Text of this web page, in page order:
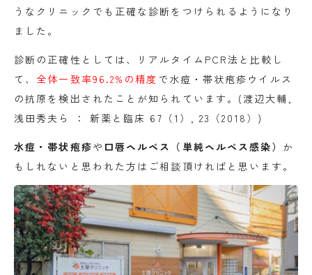
うなクリニックでも正確な診断をつけられるようになり
ました。
診断の正確性としては、リアルタイムPCR法と比較し
て、全体一致率96.2%の精度 で水痘・帯状疱疹ウイルス
の抗原を検出されたことが知られています。(渡辺大輔,
浅田秀夫ら ： 新薬と臨床 67（1）, 23（2018）)
水痘・帯状疱疹や 口唇ヘルペス（単純ヘルペス感染） か
もしれないと思われた方はご相談頂ければと思います。